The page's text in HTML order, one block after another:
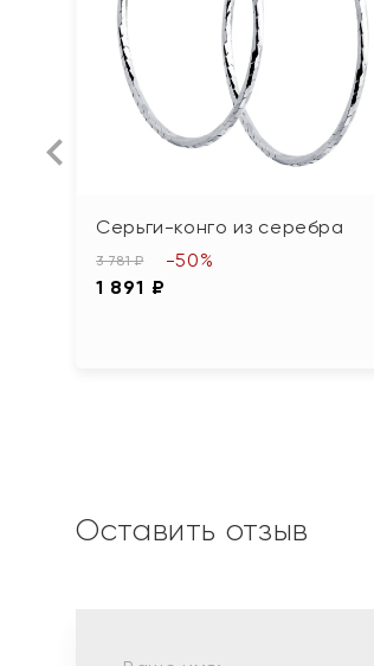
Серьги-конго из серебра
3 781 ₽
1 891 ₽
-50%
Оставить отзыв